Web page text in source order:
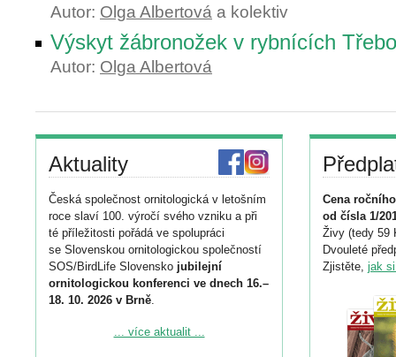
Autor: Olga Albertová a kolektiv
Výskyt žábronožek v rybnících
Autor: Olga Albertová
Aktuality
Česká společnost ornitologická v letošním
roce slaví 100. výročí svého vzniku a při
té příležitosti pořádá ve spolupráci
se Slovenskou ornitologickou společností
SOS/BirdLife Slovensko jubilejní
ornitologickou konferenci ve dnech 16.–
18. 10. 2026 v Brně.
Podrobnější informace ke konferenci
... více aktualit ...
Cena
od čísla 1/
Živy (tedy 59
Dvouleté
Zjistěte, jak